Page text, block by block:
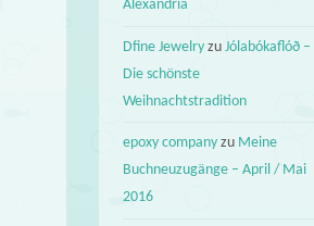
Alexandria
Dfine Jewelry zuJólabókaflóð –
Die schönste
Weihnachtstradition
epoxy company zu Meine
Buchneuzugänge – April / Mai
2016